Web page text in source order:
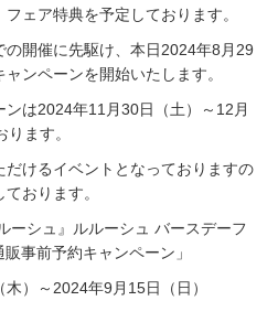
ェア特典を予定しております。
の開催に先駆け、本日2024年8月29
ンペーンを開始いたします。
は2024年11月30日（土）～12月
ます。
けるイベントとなっておりますの
おります。
ーシュ』ルルーシュ バースデーフ
事前予約キャンペーン」
）～2024年9月15日（日）